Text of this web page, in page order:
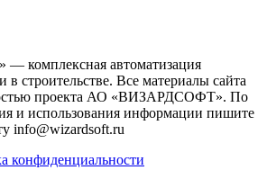
автоматизация
в строительстве. Все материалы сайта
проекта АО «ВИЗАРДСОФТ». По
и использования информации пишите
info@wizardsoft.ru
конфиденциальности